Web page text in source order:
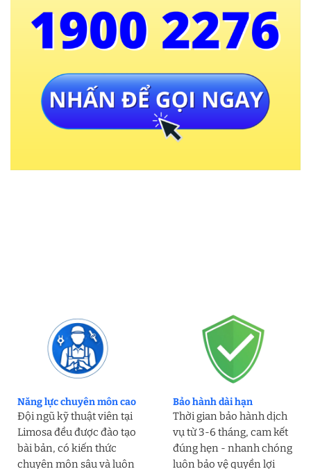
Năng lực chuyên môn cao
Đội ngũ kỹ thuật viên tại
Limosa đều được đào tạo
bài bản, có kiến thức
chuyên môn sâu và luôn
Bảo hành dài hạn
Thời gian bảo hành dịch
vụ từ 3-6 tháng, cam kết
đúng hẹn - nhanh chóng
luôn bảo vệ quyền lợi